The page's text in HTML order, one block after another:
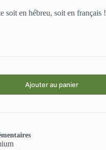
soit en hébreu, soit en français !
Ajouter au panier